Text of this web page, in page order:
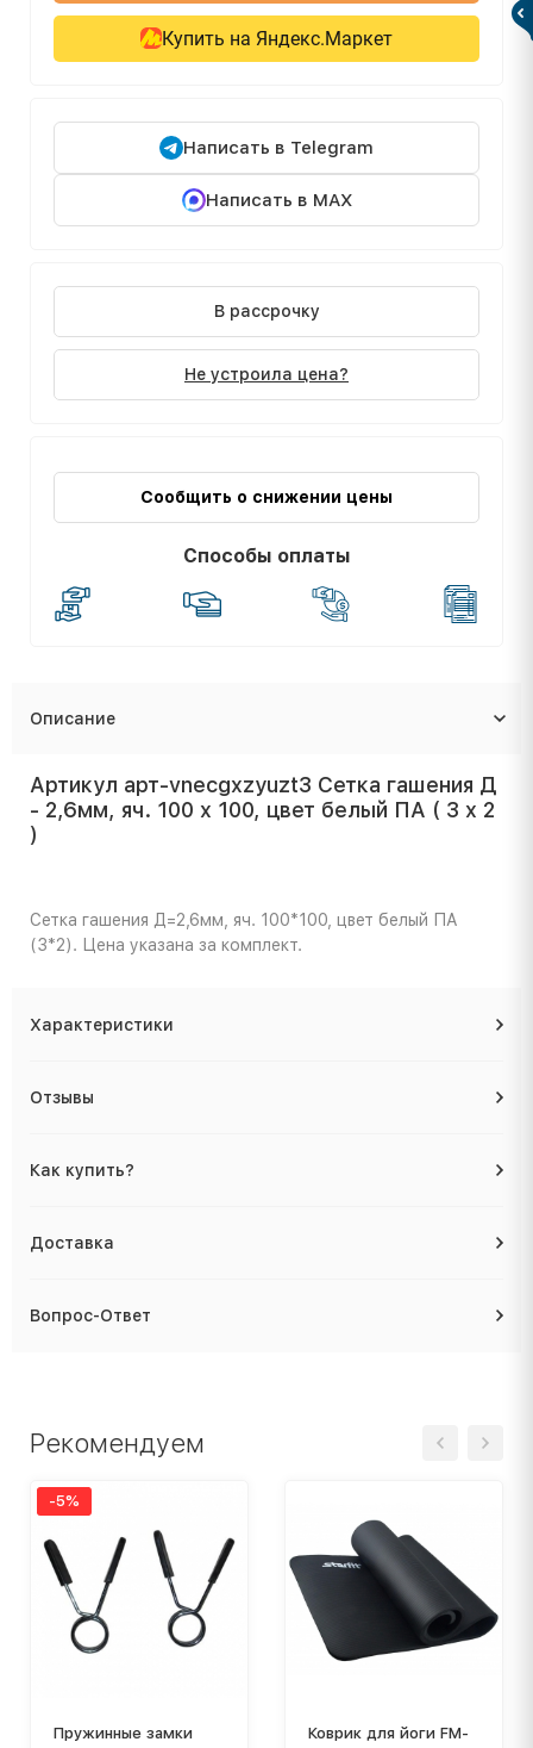
Купить на Яндекс.Маркет
Написать в Telegram
Написать в MAX
В рассрочку
Не устроила цена?
Сообщить о снижении цены
Способы оплаты
Описание
Артикул арт-vnecgxzyuzt3 Сетка гашения Д
- 2,6мм, яч. 100 x 100, цвет белый ПА ( 3 x 2
)
Сетка гашения Д=2,6мм, яч. 100*100, цвет белый ПА
(3*2). Цена указана за комплект.
Характеристики
Отзывы
Как купить?
Доставка
Вопрос-Ответ
Рекомендуем
-5%
Пружинные замки
Коврик для йоги FM-